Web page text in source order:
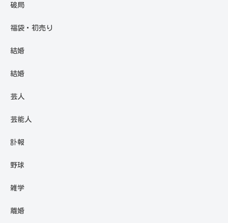
破局
福袋・初売り
結婚
結婚
芸人
芸能人
訃報
野球
雑学
離婚